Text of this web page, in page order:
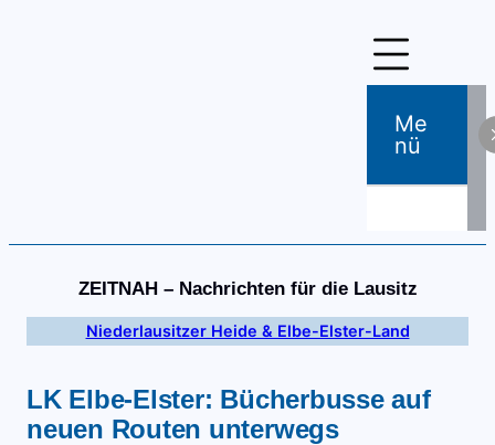
Me
Nü
ZEITNAH – Nachrichten für die Lausitz
Niederlausitzer Heide & Elbe-Elster-Land
LK Elbe-Elster: Bücherbusse auf
neuen Routen unterwegs